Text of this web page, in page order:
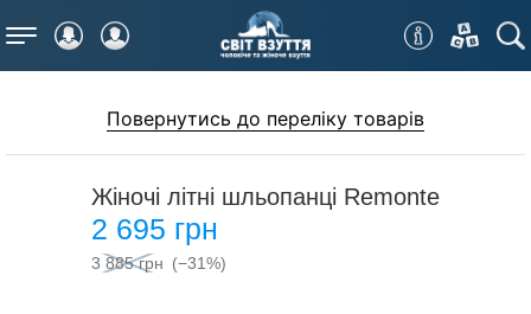
Меню
Повернутись до переліку товарів
Жіночі літні шльопанці Remonte
2 695 грн
3 885 грн (−31%)